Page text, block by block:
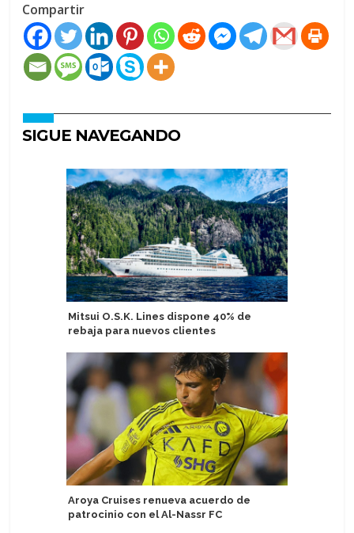
Compartir
SIGUE NAVEGANDO
Mitsui O.S.K. Lines dispone 40% de
rebaja para nuevos clientes
Aroya Cruises renueva acuerdo de
patrocinio con el Al-Nassr FC